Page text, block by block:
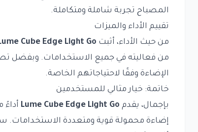
المصباح تجربة شاملة ومتكاملة.
تقييم الأداء والميزات
من حيث الأداء، أثبت Cube Edge Light Go
من فعاليته في جميع الاستخدامات. وبفضل
الإضاءة وفقًا لاحتياجاتهم الخاصة.
خاتمة: خيار مثالي للمستخدمين
بإجمال، يقدم Lume Cube Edge Light Go
إضاءة محمولة قوية ومتعددة